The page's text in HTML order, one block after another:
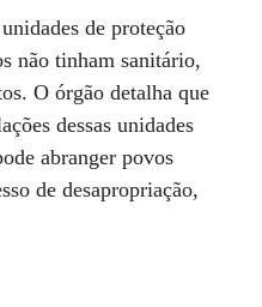
de proteção
não tinham sanitário,
O órgão detalha que
dessas unidades
abranger povos
de desapropriação,